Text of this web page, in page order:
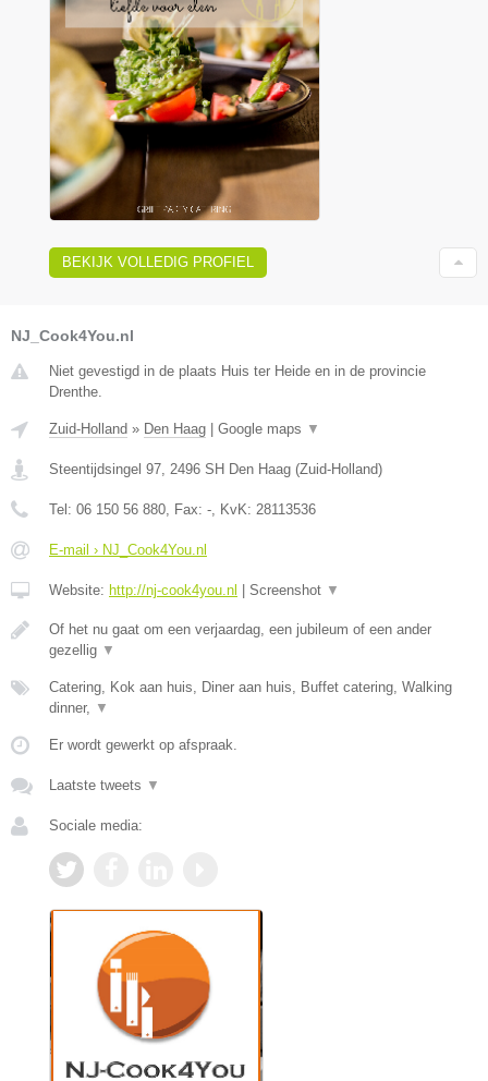
BEKIJK VOLLEDIG PROFIEL
NJ_Cook4You.nl
Niet gevestigd in de plaats Huis ter Heide en in de provincie
Drenthe.
Zuid-Holland » Den Haag Google maps ▼
Steentijdsingel 97, 2496 SH Den Haag (Zuid-Holland)
Tel: 06 150 56 880, Fax: -, KvK: 28113536
E-mail › NJ_Cook4You.nl
Website: http://nj-cook4you.nl Screenshot ▼
Of het nu gaat om een verjaardag, een jubileum of een ander
gezellig ▼
Catering, Kok aan huis, Diner aan huis, Buffet catering, Walking
dinner, ▼
Er wordt gewerkt op afspraak.
Laatste tweets ▼
Sociale media: